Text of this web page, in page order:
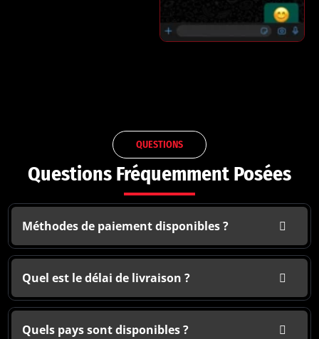
QUESTIONS
Questions Fréquemment Posées
Méthodes de paiement disponibles ?
Quel est le délai de livraison ?
Quels pays sont disponibles ?